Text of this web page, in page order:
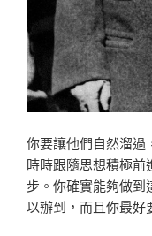
你要讓他們自然溜過
時時跟隨思想積極
步。你確實能夠做
以辦到，而且你最好